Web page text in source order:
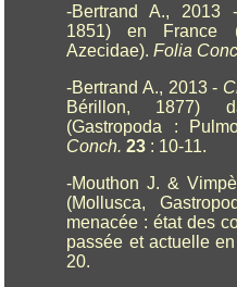
-Bertrand A.,
1851) en France
Azecidae).Folia
-Bertrand A., 2013 -
Bérillon, 1877)
(Gastropoda :
Conch. 23 : 10-11.
-Mouthon J. &
(Mollusca,
menacée : état des
passée et actuelle
20.